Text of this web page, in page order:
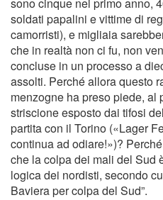
sono cinque nel primo anno,
soldati papalini e vittime di
camorristi), e migliaia
che in realtà non ci fu, non
concluse in un processo a
assolti. Perché allora questo
menzogne ha preso piede, al
striscione esposto dai tifosi
partita con il Torino («Lager
continua ad odiare!»)?
che la colpa dei mali del Sud
logica dei nordisti, secondo
Baviera per colpa del Sud”.